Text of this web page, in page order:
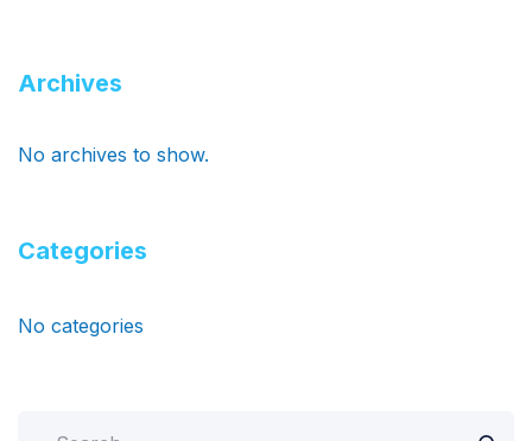
Archives
No archives to show.
Categories
No categories